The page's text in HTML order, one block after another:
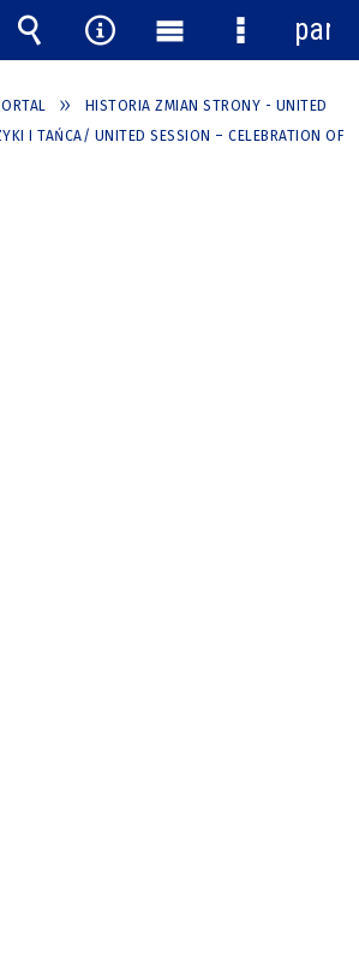
HISTORIA ZMIAN STRONY - UNITED
I TAŃCA/ UNITED SESSION – CELEBRATION OF
Wyszukiwarka
Narzędzia
Menu
główne
Menu
panel